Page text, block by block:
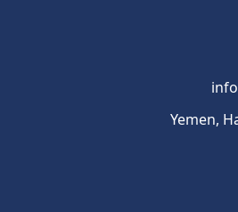
Yemen,